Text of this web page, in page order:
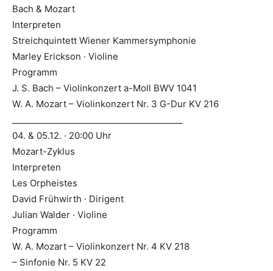
Bach & Mozart
Interpreten
Streichquintett Wiener Kammersymphonie
Marley Erickson · Violine
Programm
J. S. Bach – Violinkonzert a-Moll BWV 1041
W. A. Mozart – Violinkonzert Nr. 3 G-Dur KV 216
04. & 05.12. · 20:00 Uhr
Mozart-Zyklus
Interpreten
Les Orpheistes
David Frühwirth · Dirigent
Julian Walder · Violine
Programm
W. A. Mozart – Violinkonzert Nr. 4 KV 218
– Sinfonie Nr. 5 KV 22